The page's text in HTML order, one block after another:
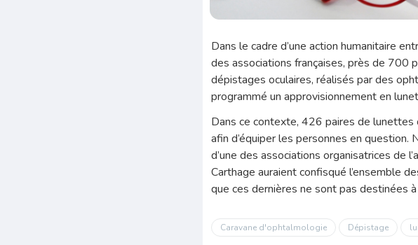
Dans le cadre d’une action humanitaire
des associations françaises, près de 700
dépistages oculaires, réalisés par des
programmé un approvisionnement en
Dans ce contexte, 426 paires de lunettes
afin d’équiper les personnes en question.
d’une des associations organisatrices de
Carthage auraient confisqué l’ensemble
que ces dernières ne sont pas destinées
Caravane d'ophtalmologie Dépistage